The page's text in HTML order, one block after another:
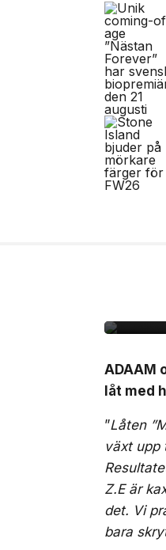
ADAAM
låt med
”Låten
växt upp
Z.E är
det. Vi
bara